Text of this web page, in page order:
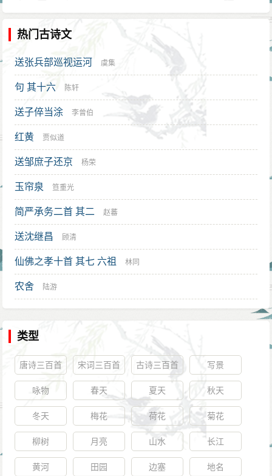
热门古诗文
送张兵部巡视运河 虞集
句 其十六 陈轩
送子倅当涂 李曾伯
红黄 贾似道
送邹庶子还京 杨荣
玉帘泉 笪重光
简严承务二首 其二 赵蕃
送沈继昌 顾清
仙佛之孝十首 其七 六祖 林同
农舍 陆游
类型
唐诗三百首 宋词三百首 古诗三百首 写景
咏物 春天 夏天 秋天
冬天 梅花 荷花 菊花
柳树 月亮 山水 长江
黄河 田园 边塞 地名